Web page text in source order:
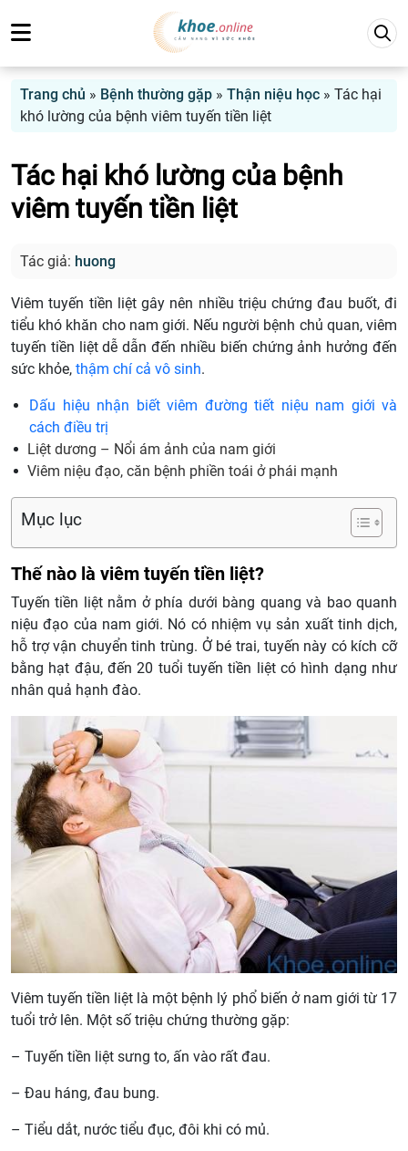
Trang chủ » Bệnh thường gặp » Thận niệu học » Tác hại
khó lường của bệnh viêm tuyến tiền liệt
Tác hại khó lường của bệnh
viêm tuyến tiền liệt
Tác giả: huong
Viêm tuyến tiền liệt gây nên nhiều triệu chứng đau buốt, đi
tiểu khó khăn cho nam giới. Nếu người bệnh chủ quan, viêm
tuyến tiền liệt dễ dẫn đến nhiều biến chứng ảnh hưởng đến
sức khỏe, thậm chí cả vô sinh.
Dấu hiệu nhận biết viêm đường tiết niệu nam giới và
cách điều trị
Liệt dương – Nổi ám ảnh của nam giới
Viêm niệu đạo, căn bệnh phiền toái ở phái mạnh
Mục lục
Thế nào là viêm tuyến tiền liệt?
Tuyến tiền liệt nằm ở phía dưới bàng quang và bao quanh
niệu đạo của nam giới. Nó có nhiệm vụ sản xuất tinh dịch,
hỗ trợ vận chuyển tinh trùng. Ở bé trai, tuyến này có kích cỡ
bằng hạt đậu, đến 20 tuổi tuyến tiền liệt có hình dạng như
nhân quả hạnh đào.
Viêm tuyến tiền liệt là một bệnh lý phổ biến ở nam giới từ 17
tuổi trở lên. Một số triệu chứng thường gặp:
– Tuyến tiền liệt sưng to, ấn vào rất đau.
– Đau háng, đau bung.
– Tiểu dắt, nước tiểu đục, đôi khi có mủ.